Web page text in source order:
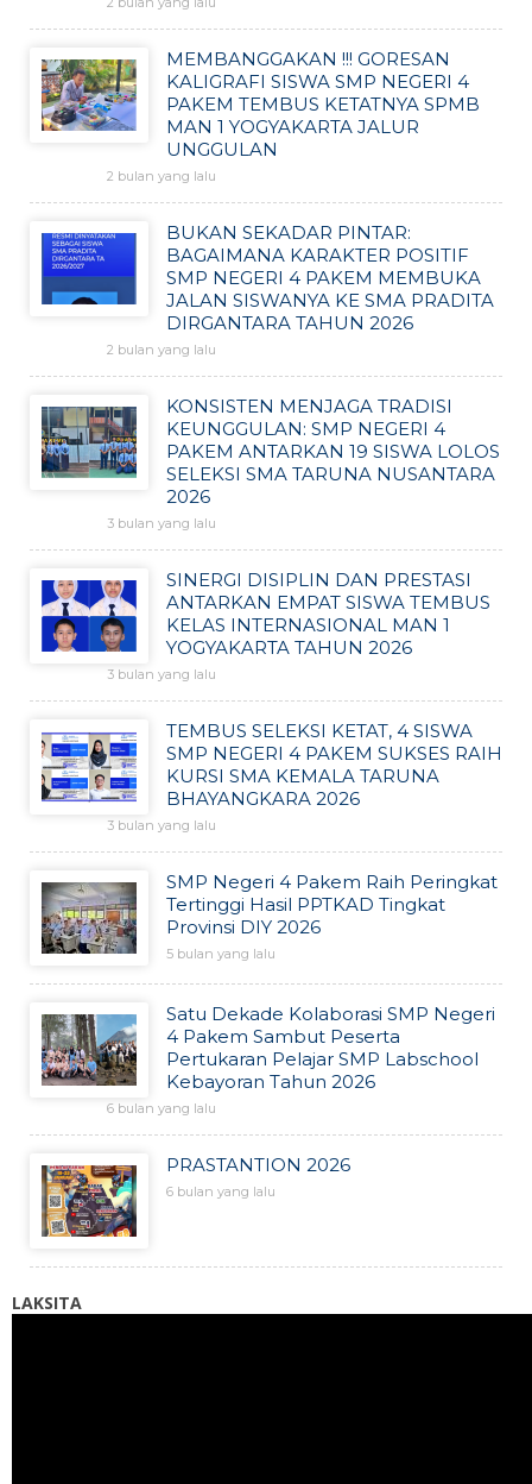
MEMBANGGAKAN !!! GORESAN
KALIGRAFI SISWA SMP NEGERI 4
PAKEM TEMBUS KETATNYA SPMB
MAN 1 YOGYAKARTA JALUR
UNGGULAN
2 bulan yang lalu
BUKAN SEKADAR PINTAR:
BAGAIMANA KARAKTER POSITIF
SMP NEGERI 4 PAKEM MEMBUKA
JALAN SISWANYA KE SMA PRADITA
DIRGANTARA TAHUN 2026
2 bulan yang lalu
KONSISTEN MENJAGA TRADISI
KEUNGGULAN: SMP NEGERI 4
PAKEM ANTARKAN 19 SISWA LOLOS
SELEKSI SMA TARUNA NUSANTARA
2026
3 bulan yang lalu
SINERGI DISIPLIN DAN PRESTASI
ANTARKAN EMPAT SISWA TEMBUS
KELAS INTERNASIONAL MAN 1
YOGYAKARTA TAHUN 2026
3 bulan yang lalu
TEMBUS SELEKSI KETAT, 4 SISWA
SMP NEGERI 4 PAKEM SUKSES RAIH
KURSI SMA KEMALA TARUNA
BHAYANGKARA 2026
3 bulan yang lalu
SMP Negeri 4 Pakem Raih Peringkat
Tertinggi Hasil PPTKAD Tingkat
Provinsi DIY 2026
5 bulan yang lalu
Satu Dekade Kolaborasi SMP Negeri
4 Pakem Sambut Peserta
Pertukaran Pelajar SMP Labschool
Kebayoran Tahun 2026
6 bulan yang lalu
PRASTANTION 2026
6 bulan yang lalu
LAKSITA